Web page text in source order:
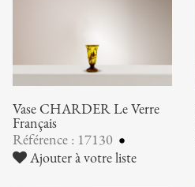
Vase CHARDER Le Verre
Français
Référence : 17130
Ajouter à votre liste